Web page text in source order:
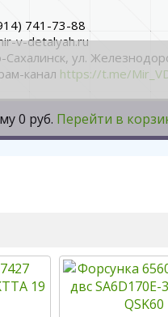
0 руб. Перейти в
741-73-88
v-detalyah.ru
ул.
канал https://t.me/